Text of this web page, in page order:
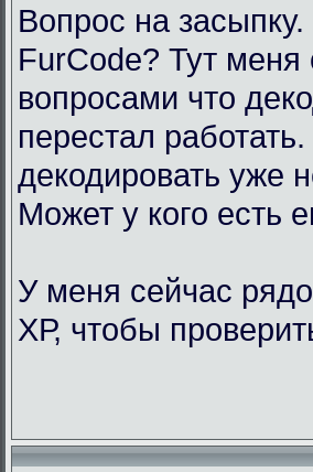
Вопрос на
FurCode? Тут
вопросами что
перестал
декодировать уже
Может у кого есть
У меня сейчас
ХР, чтобы